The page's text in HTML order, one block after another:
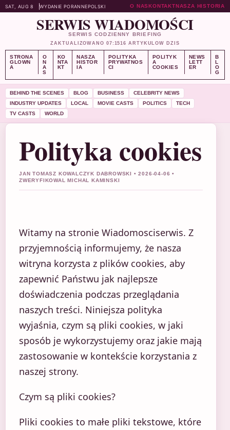
SAT, AUG 8 WYDANIE PORANNEPOLSKI O NASKONTAKTNASZA HISTORIA
SERWIS WIADOMOŚCI
SERWIS CODZIENNY BRIEFING
ZAKTUALIZOWANO 07:1516 ARTYKULOW DZIS
STRONA
GLOWN
A
O
N
A
S
KO
NTA
KT
NASZA
HISTOR
IA
POLITYKA
PRYWATNOS
CI
POLITYK
A
COOKIES
NEWS
LETT
ER
B
L
O
G
BEHIND THE SCENES BLOG BUSINESS
CELEBRITY NEWS
INDUSTRY UPDATES
LOCAL MOVIE CASTS POLITICS
TECH
TV CASTS
WORLD
Polityka cookies
JAN TOMASZ KOWALCZYK DABROWSKI • 2026-04-06 •
ZWERYFIKOWAL MICHAL KAMINSKI
Witamy na stronie Wiadomosciserwis. Z
przyjemnością informujemy, że nasza
witryna korzysta z plików cookies, aby
zapewnić Państwu jak najlepsze
doświadczenia podczas przeglądania
naszych treści. Niniejsza polityka
wyjaśnia, czym są pliki cookies, w jaki
sposób je wykorzystujemy oraz jakie mają
zastosowanie w kontekście korzystania z
naszej strony.
Czym są pliki cookies?
Pliki cookies to małe pliki tekstowe, które